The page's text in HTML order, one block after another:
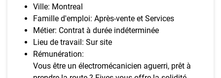
Ville: Montreal
Famille d'emploi: Après-vente et Services
Métier: Contrat à durée indéterminée
Lieu de travail: Sur site
Rémunération:
Vous être un électromécanicien aguerri, prêt à